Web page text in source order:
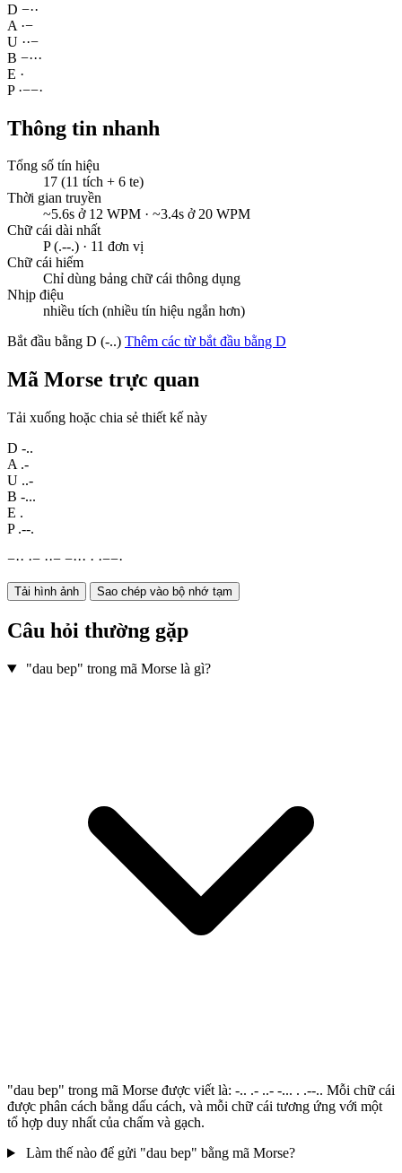
D −··
A ·−
U ··−
B −···
E ·
P ·−−·
Thông tin nhanh
Tổng số tín hiệu
17 (11 tích + 6 te)
Thời gian truyền
~5.6s ở 12 WPM · ~3.4s ở 20 WPM
Chữ cái dài nhất
P (.--.) · 11 đơn vị
Chữ cái hiếm
Chỉ dùng bảng chữ cái thông dụng
Nhịp điệu
nhiều tích (nhiều tín hiệu ngắn hơn)
Bắt đầu bằng D (-..) Thêm các từ bắt đầu bằng D
Mã Morse trực quan
Tải xuống hoặc chia sẻ thiết kế này
D -..
A .-
U ..-
B -...
E .
P .--.
−·· ·− ··− −··· · ·−−·
Tải hình ảnh Sao chép vào bộ nhớ tạm
Câu hỏi thường gặp
"dau bep" trong mã Morse là gì?
"dau bep" trong mã Morse được viết là: -.. .- ..- -... . .--.. Mỗi chữ cái
được phân cách bằng dấu cách, và mỗi chữ cái tương ứng với một
tổ hợp duy nhất của chấm và gạch.
Làm thế nào để gửi "dau bep" bằng mã Morse?